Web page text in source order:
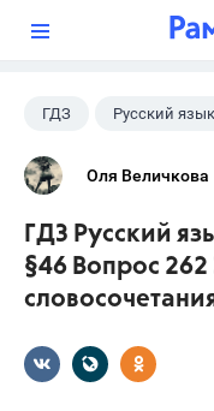
ГДЗ Русский язык
11 класс
Оля Величкова
ГДЗ Русский
§46 Вопрос